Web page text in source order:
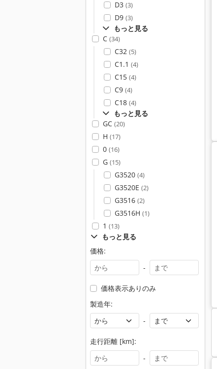
D3 (3)
D9 (3)
もっと見る
C (34)
C32 (5)
C1.1 (4)
C15 (4)
C9 (4)
C18 (4)
もっと見る
GC (20)
H (17)
0 (16)
G (15)
G3520 (4)
G3520E (2)
G3516 (2)
G3516H (1)
1 (13)
もっと見る
価格:
-
価格表示ありのみ
製造年:
-
走行距離 [km]:
-
Werklust ホイールローダー